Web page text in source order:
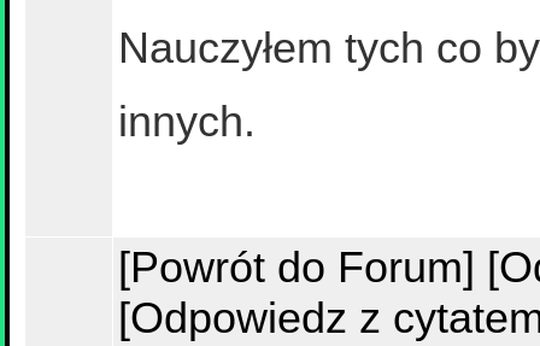
Nauczyłem tych co
innych.
[Powrót do Forum]
[Odpowiedz z